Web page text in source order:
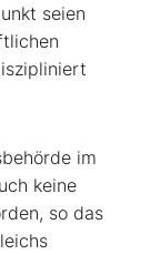
seien
im
keine
so das